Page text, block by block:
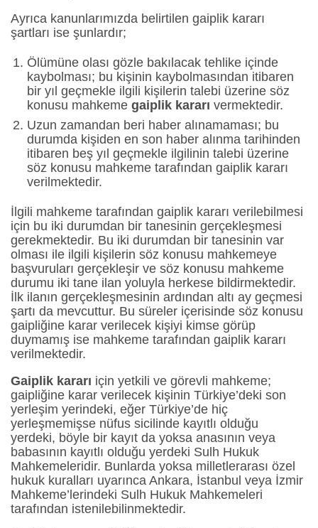
Ayrıca kanunlarımızda belirtilen gaiplik kararı
şartları ise şunlardır;
Ölümüne olası gözle bakılacak tehlike içinde
kaybolması; bu kişinin kaybolmasından itibaren
bir yıl geçmekle ilgili kişilerin talebi üzerine söz
konusu mahkemegaiplik kararı vermektedir.
Uzun zamandan beri haber alınamaması; bu
durumda kişiden en son haber alınma tarihinden
itibaren beş yıl geçmekle ilgilinin talebi üzerine
söz konusu mahkeme tarafından gaiplik kararı
verilmektedir.
İlgili mahkeme tarafından gaiplik kararı verilebilmesi
için bu iki durumdan bir tanesinin gerçekleşmesi
gerekmektedir. Bu iki durumdan bir tanesinin var
olması ile ilgili kişilerin söz konusu mahkemeye
başvuruları gerçekleşir ve söz konusu mahkeme
durumu iki tane ilan yoluyla herkese bildirmektedir.
İlk ilanın gerçekleşmesinin ardından altı ay geçmesi
şartı da mevcuttur. Bu süreler içerisinde söz konusu
gaipliğine karar verilecek kişiyi kimse görüp
duymamış ise mahkeme tarafından gaiplik kararı
verilmektedir.
Gaiplik kararı için yetkili ve görevli mahkeme;
gaipliğine karar verilecek kişinin Türkiye’deki son
yerleşim yerindeki, eğer Türkiye’de hiç
yerleşmemişse nüfus sicilinde kayıtlı olduğu
yerdeki, böyle bir kayıt da yoksa anasının veya
babasının kayıtlı olduğu yerdeki Sulh Hukuk
Mahkemeleridir. Bunlarda yoksa milletlerarası özel
hukuk kuralları uyarınca Ankara, İstanbul veya İzmir
Mahkeme’lerindeki Sulh Hukuk Mahkemeleri
tarafından istenilebilinmektedir.